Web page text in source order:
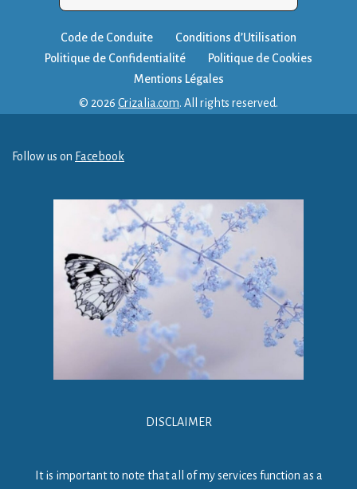
Code de Conduite
Conditions d’Utilisation
Politique de Confidentialité
Politique de Cookies
Mentions Légales
© 2026 Crizalia.com. All rights reserved.
Follow us on Facebook
DISCLAIMER
It is important to note that all of my services function as a